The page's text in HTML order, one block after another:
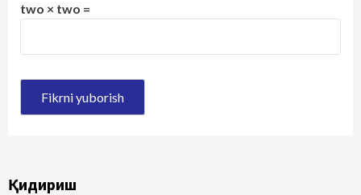
two × two =
Қидириш